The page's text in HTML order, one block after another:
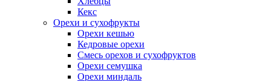
Кекс
Орехи и сухофрукты
Орехи кешью
Кедровые орехи
Смесь орехов и сухофруктов
Орехи семушка
Орехи миндаль